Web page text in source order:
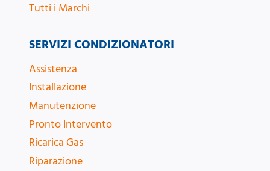
Tutti i Marchi
SERVIZI CONDIZIONATORI
Assistenza
Installazione
Manutenzione
Pronto Intervento
Ricarica Gas
Riparazione